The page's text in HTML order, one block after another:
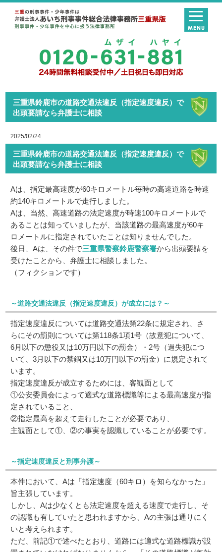
三重県鈴鹿市の道路交通法違反（指定速度違反）で
出頭要請なら弁護士に相談
2025/02/24
三重県鈴鹿市の道路交通法違反（指定速度違反）で
出頭要請なら弁護士に相談
Aは、指定最高速度が60キロメートル毎時の高速道路を時速
約140キロメートルで走行しました。
Aは、当然、高速道路の法定速度が時速100キロメートルで
あることは知っていましたが、当該道路の最高速度が60キ
ロメートルに指定されていたことは知りませんでした。
後日、Aは、その件で三重県警察鈴鹿警察署から出頭要請を
受けたことから、弁護士に相談しました。
（フィクションです）
～道路交通法違反（指定速度違反）が成立には？～
指定速度違反については道路交通法第22条に規定され、さ
らにその罰則については第118条1項1号（故意犯について、
6月以下の懲役又は10万円以下の罰金）・2号（過失犯につ
いて、3月以下の禁錮又は10万円以下の罰金）に規定されて
います。
指定速度違反が成立するためには、客観面として
①公安委員会によって適式な道路標識等による最高速度が指
定されていること、
②指定最高を超えて走行したことが必要であり、
主観面として①、②の事実を認識していることが必要です。
～指定速度違反と刑事弁護～
本件において、Aは「指定速度（60キロ）を知らなかった」
旨主張しています。
しかし、Aは少なくとも法定速度を超える速度で走行し、そ
の認識も有していたと思われますから、Aの主張は通りにく
いと考えられます。
ただ、前記①で述べたとおり、道路には適式な道路標識が設